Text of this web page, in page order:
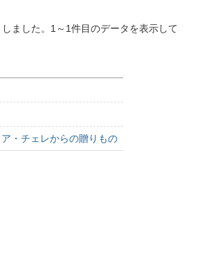
ました。1～1件目のデータを表示して
・チェレからの贈りもの